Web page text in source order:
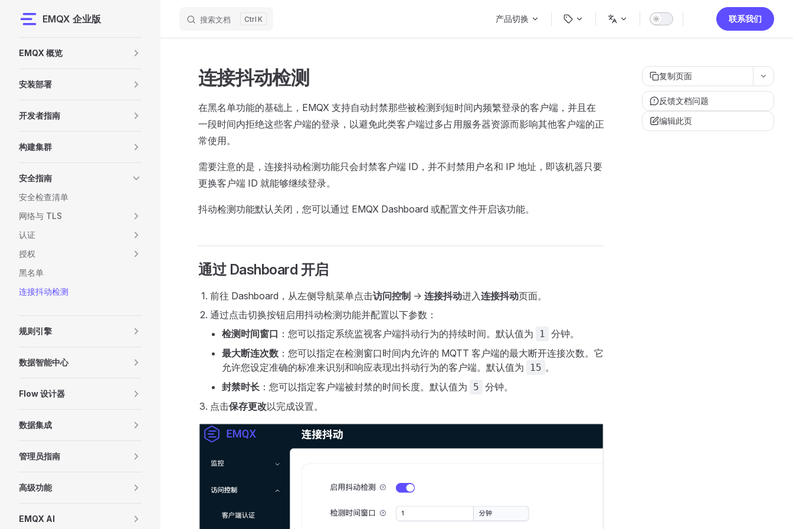
Skip to content
EMQX 企业版 搜索文档 K 产品切换 联系我们
EMQX 概览
安装部署
开发者指南
构建集群
安全指南
安全检查清单
网络与 TLS
认证
授权
黑名单
连接抖动检测
规则引擎
数据智能中心
Flow 设计器
数据集成
管理员指南
高级功能
EMQX AI
复制页面
反馈文档问题
编辑此页
连接抖动检测
在黑名单功能的基础上，EMQX 支持自动封禁那些被检测到短时间内频繁登录的客户端，并且在
一段时间内拒绝这些客户端的登录，以避免此类客户端过多占用服务器资源而影响其他客户端的正
常使用。
需要注意的是，连接抖动检测功能只会封禁客户端 ID，并不封禁用户名和 IP 地址，即该机器只要
更换客户端 ID 就能够继续登录。
抖动检测功能默认关闭，您可以通过 EMQX Dashboard 或配置文件开启该功能。
通过 Dashboard 开启
前往 Dashboard，从左侧导航菜单点击访问控制 -> 连接抖动进入连接抖动页面。
通过点击切换按钮启用抖动检测功能并配置以下参数：
检测时间窗口 ：您可以指定系统监视客户端抖动行为的持续时间。默认值为 1 分钟。
最大断连次数 ：您可以指定在检测窗口时间内允许的 MQTT 客户端的最大断开连接次数。它
允许您设定准确的标准来识别和响应表现出抖动行为的客户端。默认值为
15 。
封禁时长 ：您可以指定客户端被封禁的时间长度。默认值为 5 分钟。
点击保存更改以完成设置。